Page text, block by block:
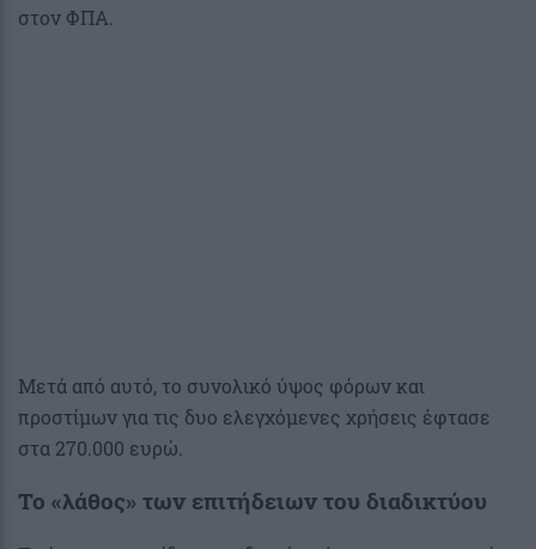
στον ΦΠΑ.
Μετά από αυτό, το συνολικό ύψος φόρων και
προστίμων για τις δυο ελεγχόμενες χρήσεις έφτασε
στα 270.000 ευρώ.
Το «λάθος» των επιτήδειων του διαδικτύου